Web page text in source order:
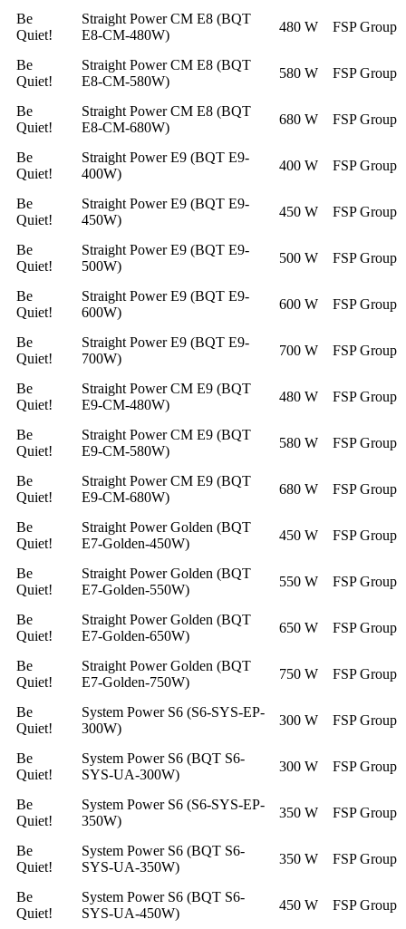
Be
Quiet!
Straight Power CM E8 (BQT
E8-CM-480W)
480 W FSP Group
Be
Quiet!
Straight Power CM E8 (BQT
E8-CM-580W)
580 W FSP Group
Be
Quiet!
Straight Power CM E8 (BQT
E8-CM-680W)
680 W FSP Group
Be
Quiet!
Straight Power E9 (BQT E9-
400W)
400 W FSP Group
Be
Quiet!
Straight Power E9 (BQT E9-
450W)
450 W FSP Group
Be
Quiet!
Straight Power E9 (BQT E9-
500W)
500 W FSP Group
Be
Quiet!
Straight Power E9 (BQT E9-
600W)
600 W FSP Group
Be
Quiet!
Straight Power E9 (BQT E9-
700W)
700 W FSP Group
Be
Quiet!
Straight Power CM E9 (BQT
E9-CM-480W)
480 W FSP Group
Be
Quiet!
Straight Power CM E9 (BQT
E9-CM-580W)
580 W FSP Group
Be
Quiet!
Straight Power CM E9 (BQT
E9-CM-680W)
680 W FSP Group
Be
Quiet!
Straight Power Golden (BQT
E7-Golden-450W)
450 W FSP Group
Be
Quiet!
Straight Power Golden (BQT
E7-Golden-550W)
550 W FSP Group
Be
Quiet!
Straight Power Golden (BQT
E7-Golden-650W)
650 W FSP Group
Be
Quiet!
Straight Power Golden (BQT
E7-Golden-750W)
750 W FSP Group
Be
Quiet!
System Power S6 (S6-SYS-EP-
300W)
300 W FSP Group
Be
Quiet!
System Power S6 (BQT S6-
SYS-UA-300W)
300 W FSP Group
Be
Quiet!
System Power S6 (S6-SYS-EP-
350W)
350 W FSP Group
Be
Quiet!
System Power S6 (BQT S6-
SYS-UA-350W)
350 W FSP Group
Be
Quiet!
System Power S6 (BQT S6-
SYS-UA-450W)
450 W FSP Group